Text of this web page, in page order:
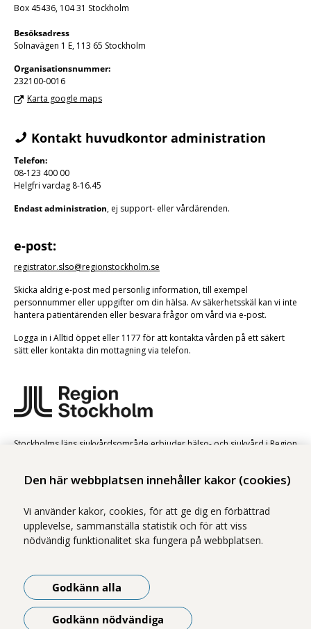
Den här webbplatsen innehåller kakor (cookies)
Vi använder kakor, cookies, för att ge dig en förbättrad
upplevelse, sammanställa statistik och för att viss
nödvändig funktionalitet ska fungera på webbplatsen.
Godkänn alla
Godkänn nödvändiga
Box 45436, 104 31 Stockholm
Besöksadress
Solnavägen 1 E, 113 65 Stockholm
Organisations­nummer:
232100-0016
Karta google maps
Kontakt huvudkontor administration
Telefon:
08-123 400 00
Helgfri vardag 8-16.45
Endast administration, ej support- eller vårdärenden.
e-post:
registrator.slso@regionstockholm.se
Skicka aldrig e-post med personlig information, till exempel
personnummer eller uppgifter om din hälsa. Av säkerhetsskäl kan vi inte
hantera patientärenden eller besvara frågor om vård via e-post.
Logga in i Alltid öppet eller 1177 för att kontakta vården på ett säkert
sätt eller kontakta din mottagning via telefon.
Stockholms läns sjukvårdsområde erbjuder hälso- och sjukvård i Region
Samtliga bilder på webbplatsen är tagna av fotograf Yanan Li om inget
Om webbplatsen
Tillgänglighetsredogörelse
Följ oss på LinkedIn
Få de senaste uppdateringarna genom att följa oss på LinkedIn.